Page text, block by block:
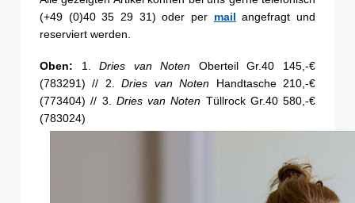
(+49 (0)40 35 29 31) oder per mail angefragt und
reserviert werden.
Oben: 1.Dries van Noten Oberteil Gr.40 145,-€
(783291) // 2.Dries van Noten Handtasche 210,-€
(773404) // 3. Dries van Noten Tüllrock Gr.40 580,-€
(783024)